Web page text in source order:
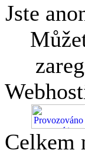
Jste
Celkem